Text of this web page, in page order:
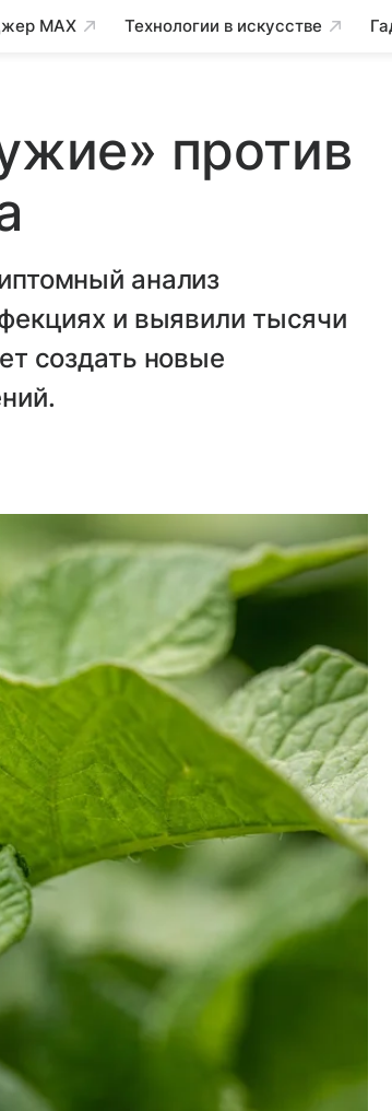
MAX Технологии в искусстве
против
анализ
и выявили тысячи
создать новые